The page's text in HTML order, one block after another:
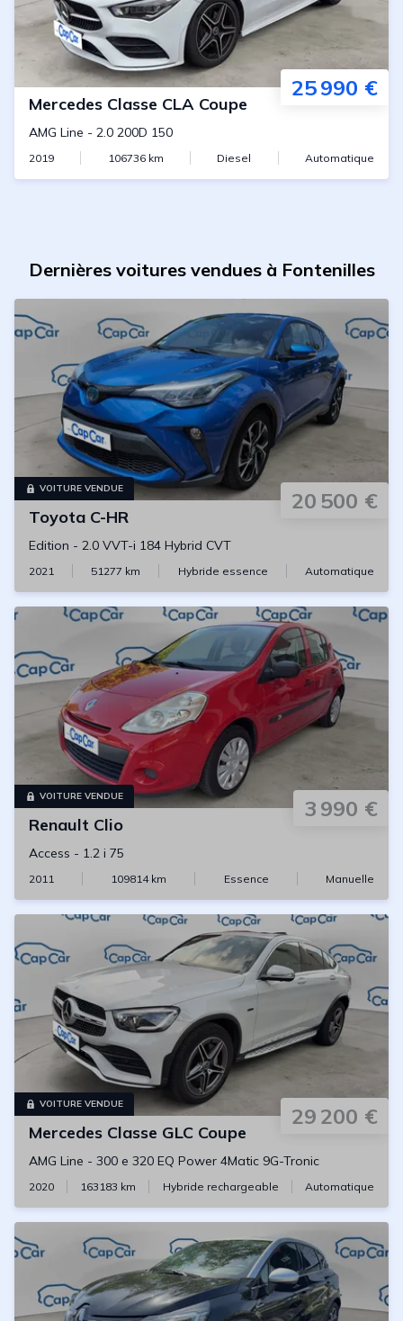
25 990 €
Mercedes Classe CLA Coupe
AMG Line - 2.0 200D 150
2019 106736km Diesel Automatique
Dernières voitures vendues à Fontenilles
VOITURE VENDUE 20 500 €
Toyota C-HR
Edition - 2.0 VVT-i 184 Hybrid CVT
2021 51277 km Hybride essence Automatique
VOITURE VENDUE 3 990 €
Renault Clio
Access - 1.2 i 75
2011 109814km Essence Manuelle
VOITURE VENDUE 29 200 €
Mercedes Classe GLC Coupe
AMG Line - 300 e 320 EQ Power 4Matic 9G-Tronic
2020 163183 km Hybride rechargeable Automatique